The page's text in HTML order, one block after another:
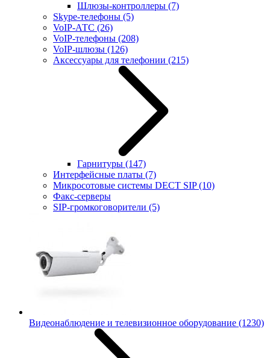
Шлюзы-контроллеры (7)
Skype-телефоны (5)
VoIP-АТС (26)
VoIP-телефоны (208)
VoIP-шлюзы (126)
Аксессуары для телефонии (215)
Гарнитуры (147)
Интерфейсные платы (7)
Микросотовые системы DECT SIP(10)
Факс-серверы
SIP-громкоговорители (5)
Видеонаблюдение и телевизионное оборудование (1230)